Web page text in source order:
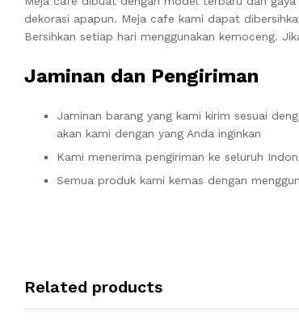
dekorasi apapun. Meja cafe kami dapat
Bersihkan setiap hari menggunakan kemoceng.
Jaminan dan Pengiriman
Jaminan barang yang kami kirim sesuai
akan kami dengan yang Anda inginkan
Kami menerima pengiriman ke seluruh
Semua produk kami kemas dengan
Related products